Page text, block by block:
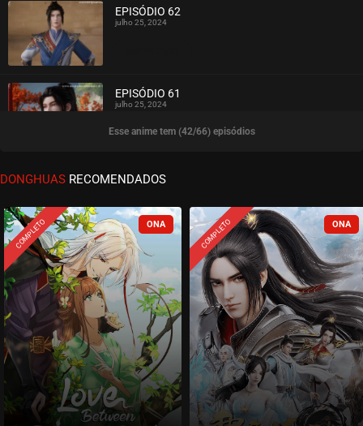
EPISÓDIO 62
julho 25, 2024
ASSISTIDO
EPISÓDIO 61
julho 25, 2024
ASSISTIDO
EPISÓDIO 60
ASSISTIDO
EPISÓDIO 59
julho 17, 2024
ASSISTIDO
EPISÓDIO 58
julho 11, 2024
EPISÓDIO 57
Esse anime tem (42/66) episódios
DONGHUAS RECOMENDADOS
COMPLETO COMPLETO